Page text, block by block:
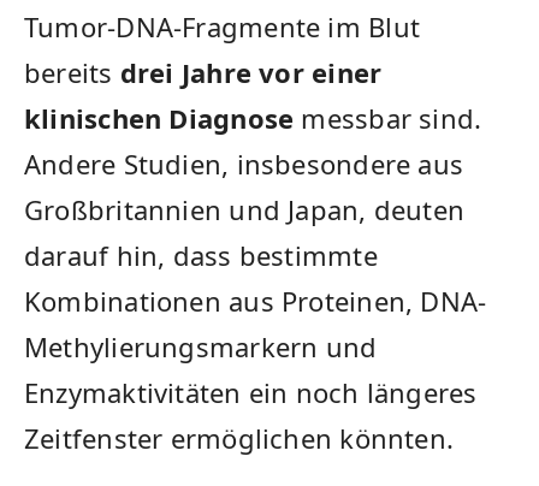
Tumor-DNA-Fragmente im Blut
bereits drei Jahre vor einer
klinischen Diagnose messbar sind.
Andere Studien, insbesondere aus
Großbritannien und Japan, deuten
darauf hin, dass bestimmte
Kombinationen aus Proteinen, DNA-
Methylierungsmarkern und
Enzymaktivitäten ein noch längeres
Zeitfenster ermöglichen könnten.